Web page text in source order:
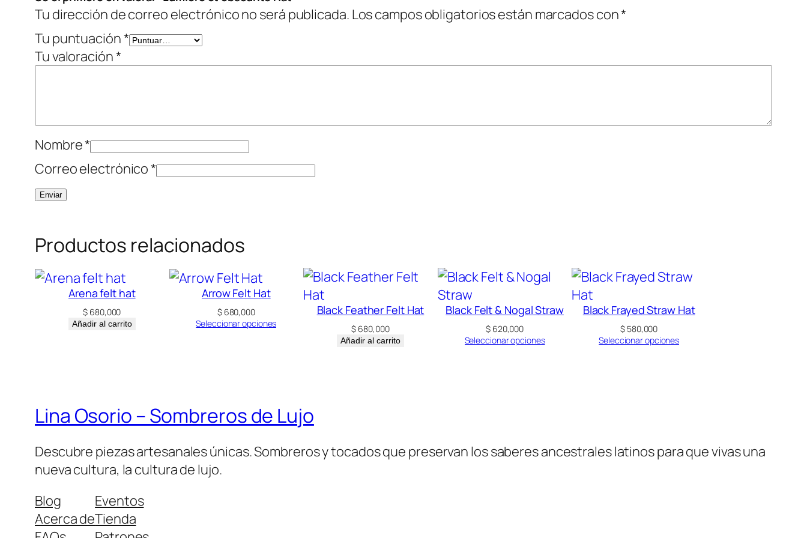
Tu dirección de correo electrónico no será publicada. Los campos obligatorios están marcados con*
Tu puntuación*
Tu valoración*
Nombre*
Correo electrónico*
Productos relacionados
Arena felt hat
$ 680,000
Añadir al carrito
Arrow Felt Hat
$680,000
Seleccionar opciones
Black Feather Felt Hat
$ 680,000
Añadir al carrito
Black Felt & Nogal Straw
$620,000
Seleccionar opciones
Black Frayed Straw Hat
$ 580,000
Seleccionar opciones
Lina Osorio – Sombreros de Lujo
Descubre piezas artesanales únicas. Sombreros y tocados que preservan los saberes ancestrales latinos para que vivas una
nueva cultura, la cultura de lujo.
Blog
Acerca de
Eventos
Tienda